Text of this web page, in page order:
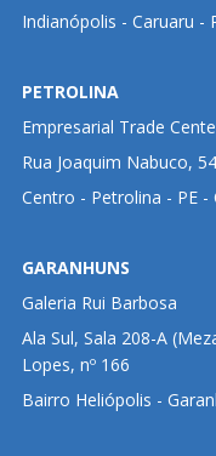
Indianópolis - Caruaru -
PETROLINA
Empresarial Trade
Rua Joaquim Nabuco,
Centro - Petrolina - PE -
GARANHUNS
Galeria Rui Barbosa
Ala Sul, Sala 208-A
Lopes, nº 166
Bairro Heliópolis -